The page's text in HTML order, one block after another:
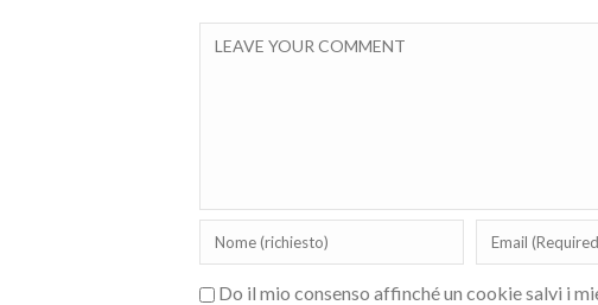
Do il mio consenso affinché un cookie salvi i